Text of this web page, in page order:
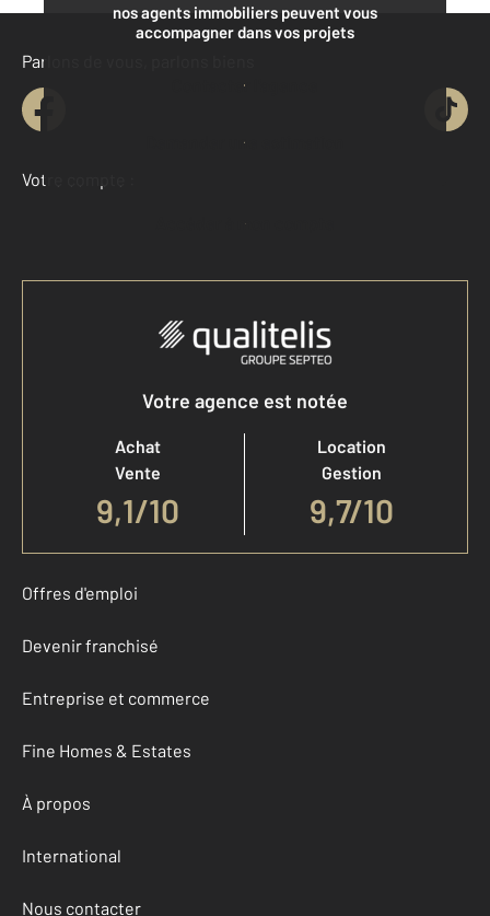
nos agents immobiliers peuvent vous
accompagner dans vos projets
Contacter l'agence
Demander une estimation
Parlons de vous, parlons biens
Votre compte :
Accéder à mon compte
Votre agence est notée
Achat
Vente
9,1/10
Location
Gestion
9,7/10
Offres d'emploi
Devenir franchisé
Entreprise et commerce
Fine Homes & Estates
À propos
International
Nous contacter